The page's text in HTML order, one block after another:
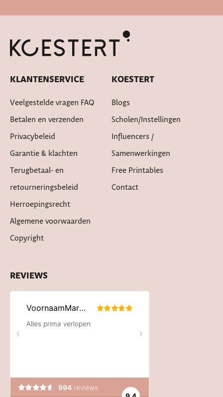
KLANTENSERVICE
Veelgestelde vragen FAQ
Betalen en verzenden
Privacybeleid
Garantie & klachten
Terugbetaal- en
retourneringsbeleid
Herroepingsrecht
Algemene voorwaarden
Copyright
KOESTERT
Blogs
Scholen/instellingen
Influencers /
Samenwerkingen
Free Printables
Contact
REVIEWS